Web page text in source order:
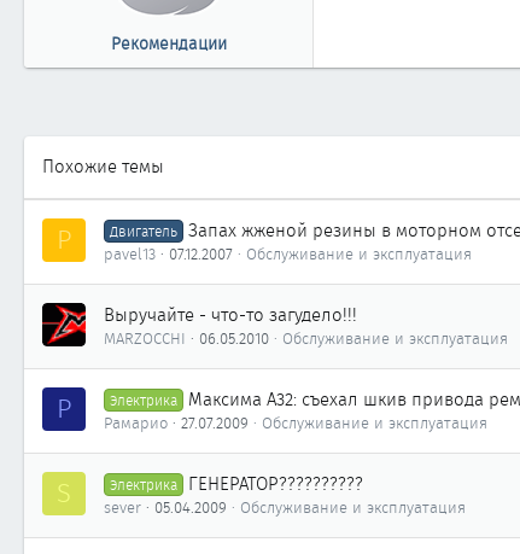
г.Сургут Тюменской обл.
Рекомендации
Похожие темы
P Двигатель Запах жженой резины в моторном
pavel13 07.12.2007 Обслуживание и эксплуатация
Выручайте - что-то загудело!!!
MARZOCCHI 06.05.2010 Обслуживание и эксплуатация
Р Электрика Максима A32: съехал шкив привода
Рамарио 27.07.2009 Обслуживание и эксплуатация
S Электрика ГЕНЕРАТОР??????????
sever 05.04.2009 Обслуживание и эксплуатация